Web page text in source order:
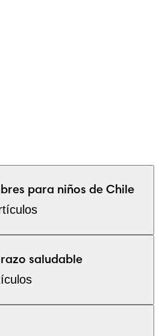
para niños de Chile
saludable